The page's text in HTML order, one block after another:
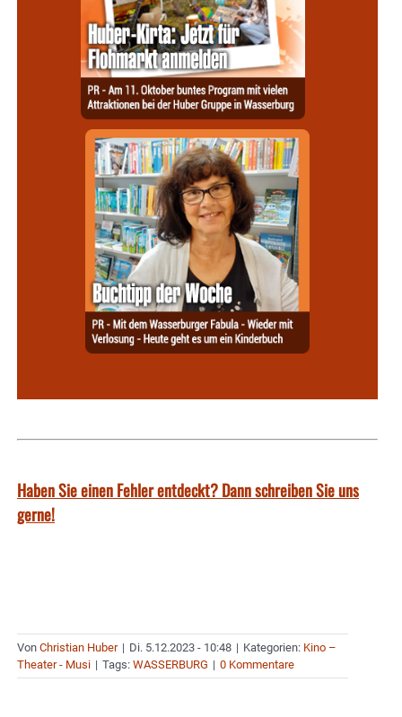
Haben Sie einen Fehler entdeckt? Dann schreiben Sie uns
gerne!
Von Christian Huber | Di. 5.12.2023 - 10:48 | Kategorien: Kino –
Theater - Musi | Tags: WASSERBURG | 0 Kommentare